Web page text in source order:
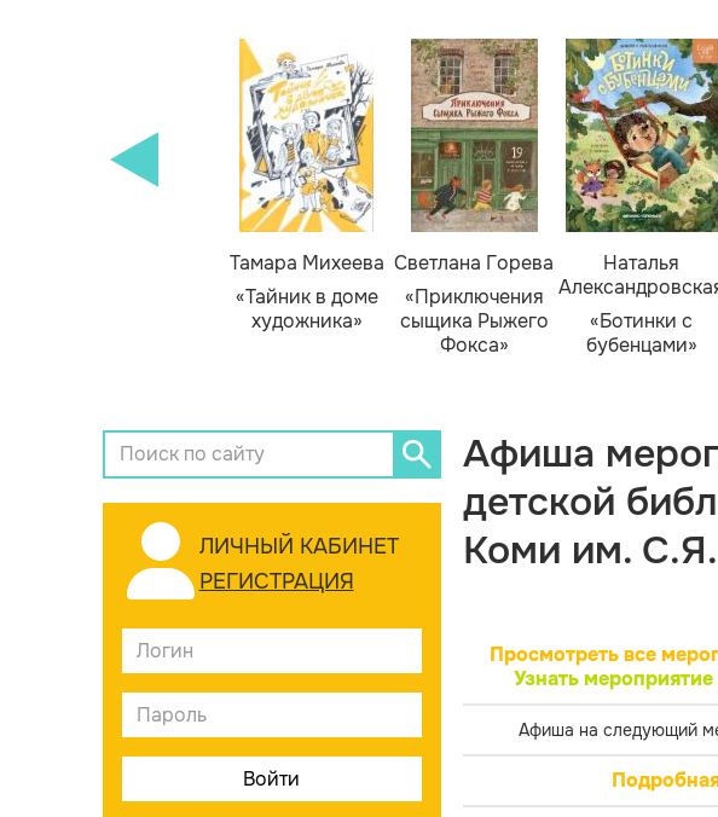
Тамара Михеева
«Тайник в доме
художника»
Светлана Горева
«Приключения
сыщика Рыжего
Фокса»
Наталья
«Ботинки с
бубенцами»
ЛИЧНЫЙ КАБИНЕТ
РЕГИСТРАЦИЯ
Афиша
детской
Коми им.
Просмотреть все
Узнать
Афиша на следующий